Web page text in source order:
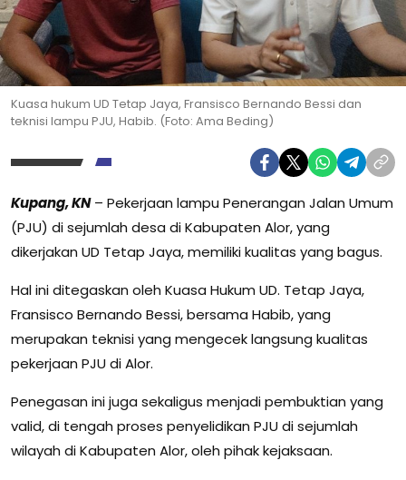
Kuasa hukum UD Tetap Jaya, Fransisco Bernando Bessi dan
teknisi lampu PJU, Habib. (Foto: Ama Beding)
Kupang, KN– Pekerjaan lampu Penerangan Jalan Umum
(PJU) di sejumlah desa di Kabupaten Alor, yang
dikerjakan UD Tetap Jaya, memiliki kualitas yang bagus.
Hal ini ditegaskan oleh Kuasa Hukum UD. Tetap Jaya,
Fransisco Bernando Bessi, bersama Habib, yang
merupakan teknisi yang mengecek langsung kualitas
pekerjaan PJU di Alor.
Penegasan ini juga sekaligus menjadi pembuktian yang
valid, di tengah proses penyelidikan PJU di sejumlah
wilayah di Kabupaten Alor, oleh pihak kejaksaan.